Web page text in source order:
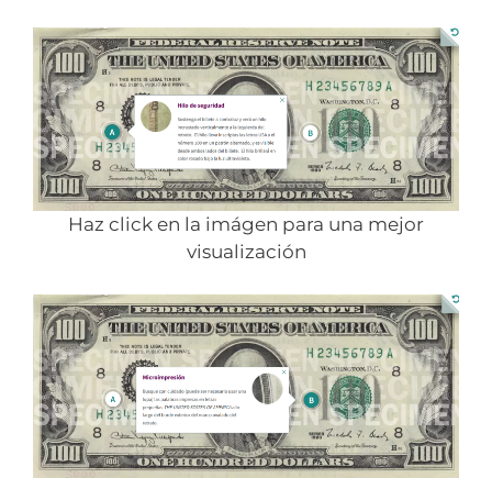
Haz click en la imágen para una mejor
visualización